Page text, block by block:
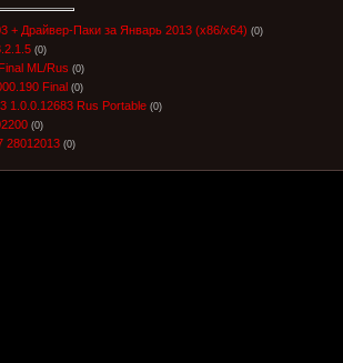
+ Драйвер-Паки за Январь 2013 (x86/x64) (0)
(0)
ML/Rus (0)
Final (0)
1.0.0.12683 Rus Portable (0)
(0)
28012013 (0)